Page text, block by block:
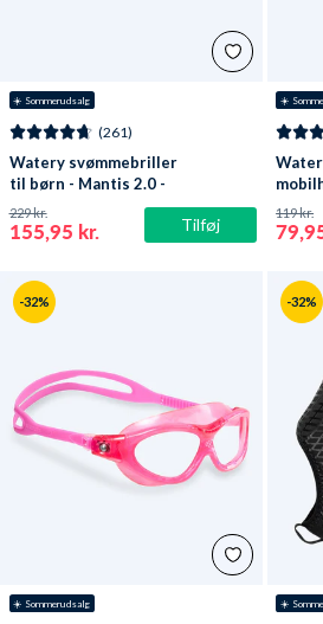
☀️ Sommerudsalg
Tilføj
(261)
Watery svømmebriller
til børn - Mantis 2.0 -
Atlantic Blå/klar
155,95 kr.
229 kr.
☀️
Sort
119 kr.
-32%
☀️ Sommerudsalg
-32%
☀️